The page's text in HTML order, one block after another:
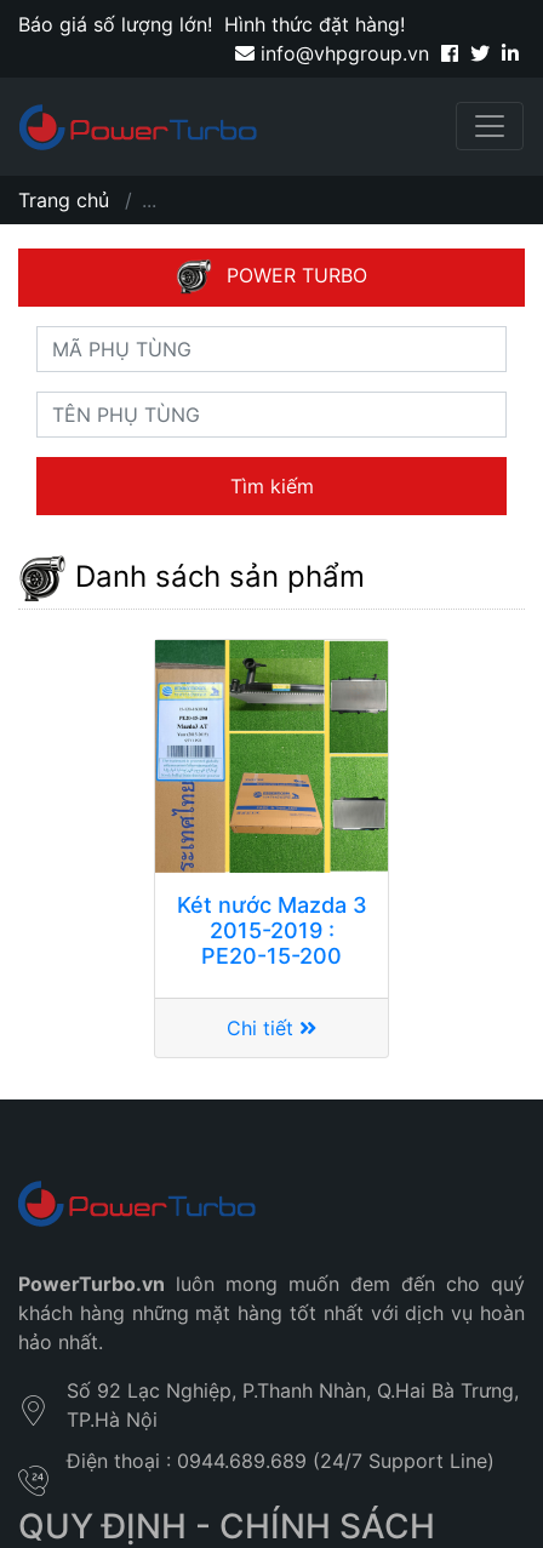
Báo giá số lượng lớn! Hình thức đặt hàng!
info@vhpgroup.vn
Trang chủ ...
POWER TURBO
Tìm kiếm
Danh sách sản phẩm
Két nước Mazda 3
2015-2019 :
PE20-15-200
Chi tiết
PowerTurbo.vn luôn mong muốn đem đến cho quý
khách hàng những mặt hàng tốt nhất với dịch vụ hoàn
hảo nhất.
Số 92 Lạc Nghiệp, P.Thanh Nhàn, Q.Hai Bà Trưng,
TP.Hà Nội
Điện thoại : 0944.689.689 (24/7 Support Line)
QUY ĐỊNH - CHÍNH SÁCH